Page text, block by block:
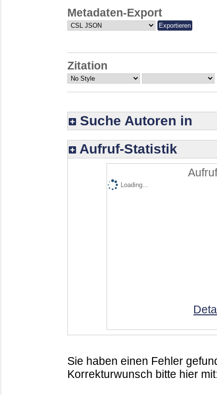
Metadaten-Export
Zitation
Suche Autoren in
Aufruf-Statistik
Loading...
Sie haben einen Fehler
Korrekturwunsch bitte hier